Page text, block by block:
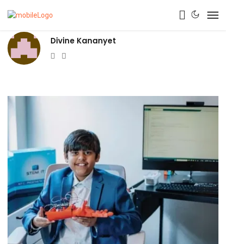
Divine Kananyet
Website